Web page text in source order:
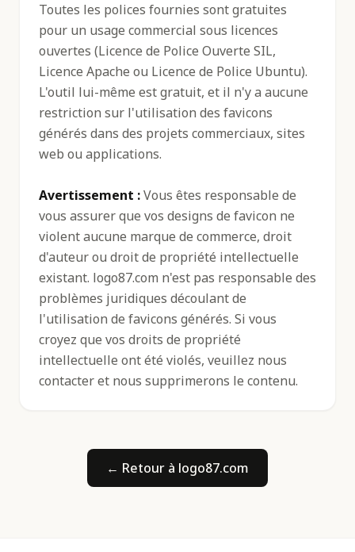
Toutes les polices fournies sont gratuites
pour un usage commercial sous licences
ouvertes (Licence de Police Ouverte SIL,
Licence Apache ou Licence de Police Ubuntu).
L'outil lui-même est gratuit, et il n'y a aucune
restriction sur l'utilisation des favicons
générés dans des projets commerciaux, sites
web ou applications.
Avertissement :Vous êtes responsable de
vous assurer que vos designs de favicon ne
violent aucune marque de commerce, droit
d'auteur ou droit de propriété intellectuelle
existant. logo87.com n'est pas responsable des
problèmes juridiques découlant de
l'utilisation de favicons générés. Si vous
croyez que vos droits de propriété
intellectuelle ont été violés, veuillez nous
contacter et nous supprimerons le contenu.
← Retour à logo87.com